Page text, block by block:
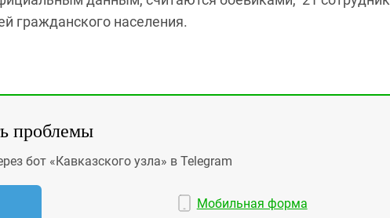
гражданского населения.
проблемы
бот «Кавказского узла» в Telegram
Мобильная форма